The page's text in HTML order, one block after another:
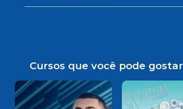
Cursos que você pode gostar